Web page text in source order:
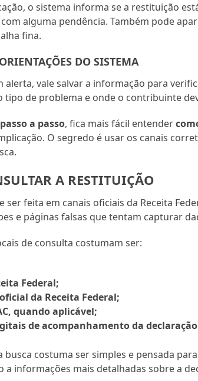
o sistema informa se a restituição
alguma pendência. Também pode
fina.
DO SISTEMA
alerta, vale salvar a informação para
tipo de problema e onde o contribuinte
passo a passo, fica mais fácil entender
O segredo é usar os canais
A RESTITUIÇÃO
ser feita em canais oficiais da Receita
e páginas falsas que tentam capturar
de consulta costumam ser:
Federal;
da Receita Federal;
quando aplicável;
de acompanhamento da
busca costuma ser simples e pensada
a informações mais detalhadas sobre a